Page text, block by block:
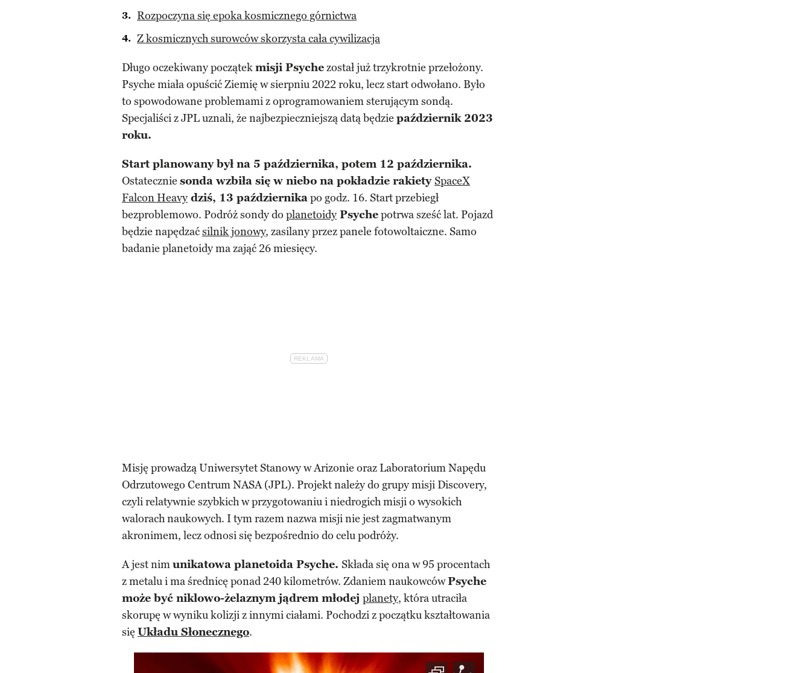
Rozpoczyna się epoka kosmicznego górnictwa
Z kosmicznych surowców skorzysta cała cywilizacja
Długo oczekiwany początekmisji Psychezostał już trzykrotnie przełożony.
Psyche miała opuścić Ziemię w sierpniu 2022 roku, lecz start odwołano. Było
to spowodowane problemami z oprogramowaniem sterującym sondą.
Specjaliści z JPL uznali, że najbezpieczniejszą datą będzie październik 2023
roku.
Start planowany był na 5 października, potem 12 października.
Ostatecznie sonda wzbiła się w niebo na pokładzie rakietySpaceX
Falcon Heavy dziś, 13 październikapo godz. 16. Start przebiegł
bezproblemowo. Podróż sondy do planetoidy Psychepotrwa sześć lat. Pojazd
będzie napędzaćsilnik jonowy, zasilany przez panele fotowoltaiczne. Samo
badanie planetoidy ma zająć 26 miesięcy.
Misję prowadzą Uniwersytet Stanowy w Arizonie oraz Laboratorium Napędu
Odrzutowego Centrum NASA (JPL). Projekt należy do grupy misji Discovery,
czyli relatywnie szybkich w przygotowaniu i niedrogich misji o wysokich
walorach naukowych. I tym razem nazwa misji nie jest zagmatwanym
akronimem, lecz odnosi się bezpośrednio do celu podróży.
A jest nimunikatowa planetoida Psyche. Składa się ona w 95 procentach
z metalu i ma średnicę ponad 240 kilometrów. Zdaniem naukowcówPsyche
może być niklowo-żelaznym jądrem młodej planety, która utraciła
skorupę w wyniku kolizji z innymi ciałami. Pochodzi z początku kształtowania
się Układu Słonecznego.